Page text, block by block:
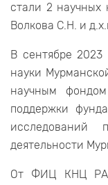
стали 2 научных
Волкова С.Н. и
В сентябре 2023
науки
научным
поддержки
исследований
деятельности
От ФИЦ КНЦ